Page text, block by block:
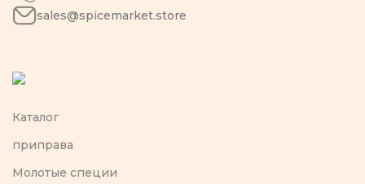
sales@spicemarket.store
Каталог
приправа
Молотые специи